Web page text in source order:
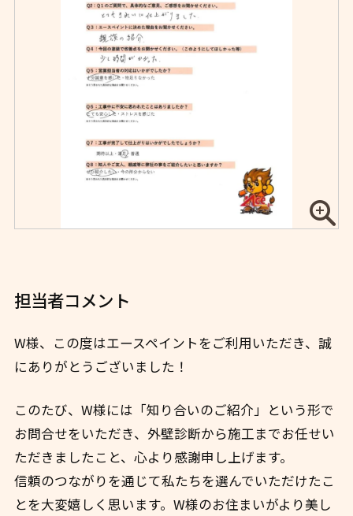
担当者コメント
W様、この度はエースペイントをご利用いただき、誠
にありがとうございました！
このたび、W様には「知り合いのご紹介」という形で
お問合せをいただき、外壁診断から施工までお任せい
ただきましたこと、心より感謝申し上げます。
信頼のつながりを通じて私たちを選んでいただけたこ
とを大変嬉しく思います。W様のお住まいがより美し